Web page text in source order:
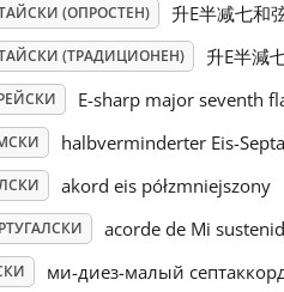
(ОПРОСТЕН) 升E半减七和
(ТРАДИЦИОНЕН) 升E半減
E-sharp major seventh
halbverminderter Eis-
akord eis półzmniejszony
acorde de Mi
ми-диез-малый